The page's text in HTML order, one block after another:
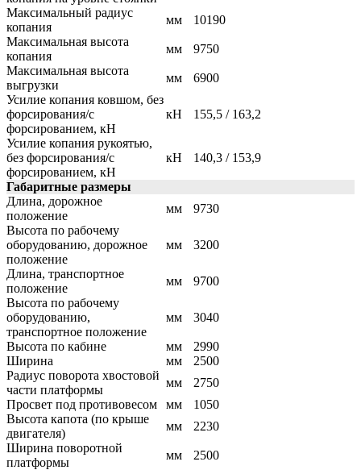
Максимальный радиус
копания
мм
10190
Максимальная высота
копания
мм
9750
Максимальная высота
выгрузки
мм
6900
Усилие копания ковшом, без
форсирования/с
форсированием, кН
кН 155,5 / 163,2
Усилие копания рукоятью,
без форсирования/с
форсированием, кН
кН 140,3 / 153,9
Габаритные размеры
Длина, дорожное
положение
мм
9730
Высота по рабочему
оборудованию, дорожное
положение
мм 3200
Длина, транспортное
положение
мм
9700
Высота по рабочему
оборудованию,
транспортное положение
мм 3040
Высота по кабине мм
2990
Ширина
мм
2500
Радиус поворота хвостовой
части платформы
мм
2750
Просвет под противовесом
мм
1050
Высота капота (по крыше
двигателя)
мм
2230
Ширина поворотной
платформы
мм 2500